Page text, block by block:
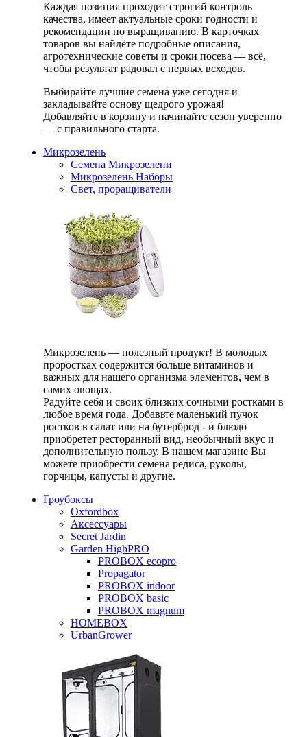
Каждая позиция проходит строгий контроль
качества, имеет актуальные сроки годности и
рекомендации по выращиванию. В карточках
товаров вы найдёте подробные описания,
агротехнические советы и сроки посева — всё,
чтобы результат радовал с первых всходов.
Выбирайте лучшие семена уже сегодня и
закладывайте основу щедрого урожая!
Добавляйте в корзину и начинайте сезон уверенно
— с правильного старта.
Микрозелень
Семена Микрозелени
Микрозелень Наборы
Свет, проращиватели
Микрозелень — полезный продукт! В молодых
проростках содержится больше витаминов и
важных для нашего организма элементов, чем в
самих овощах.
Радуйте себя и своих близких сочными ростками в
любое время года. Добавьте маленький пучок
ростков в салат или на бутерброд - и блюдо
приобретет ресторанный вид, необычный вкус и
дополнительную пользу. В нашем магазине Вы
можете приобрести семена редиса, руколы,
горчицы, капусты и другие.
Гроубоксы
Oxfordbox
Аксессуары
Secret Jardin
Garden HighPRO
PROBOX ecopro
Propagator
PROBOX indoor
PROBOX basic
PROBOX magnum
HOMEBOX
UrbanGrower